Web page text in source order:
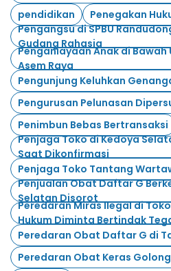
pendidikan
Penegakan
Pengangsu di SPBU
Gudang Rahasia
Penganiayaan Anak di
Asem Raya
Pengunjung Keluhkan
Pengurusan Pelunasan
Penimbun Bebas Bertransaksi
Penjaga Toko di Kedoya
Saat Dikonfirmasi
Penjaga Toko Tantang
Penjualan Obat Daftar G
Selatan Disorot
Peredaran Miras Ilegal di
Hukum Diminta Bertindak
Peredaran Obat Daftar G di
Peredaran Obat Keras